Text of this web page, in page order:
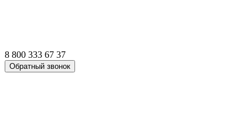
8 800 333 67 37
Обратный звонок